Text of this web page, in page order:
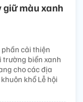
giữ màu xanh
cải thiện
trường biển xanh
cho các địa
khổ Lễ hội